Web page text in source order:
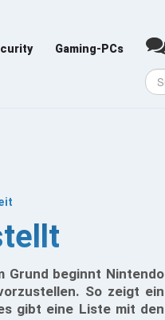
Gaming-PCs
Grund beginnt Nintendo
So zeigt ein
gibt eine Liste mit den